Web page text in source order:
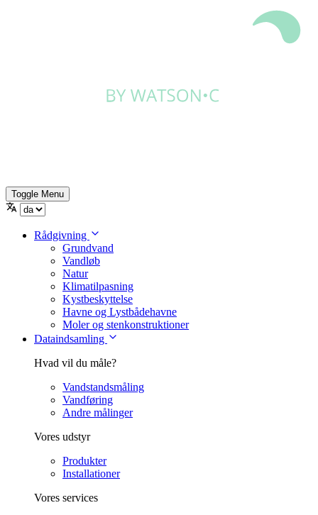
Toggle Menu
Rådgivning
Grundvand
Vandløb
Natur
Klimatilpasning
Kystbeskyttelse
Havne og Lystbådehavne
Moler og stenkonstruktioner
Dataindsamling
Hvad vil du måle?
Vandstandsmåling
Vandføring
Andre målinger
Vores udstyr
Produkter
Installationer
Vores services